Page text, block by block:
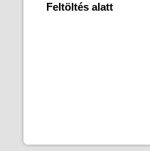
Feltöltés alatt